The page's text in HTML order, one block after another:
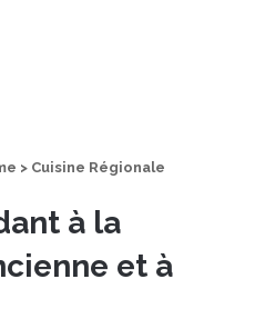
> Cuisine Régionale
à la
et à